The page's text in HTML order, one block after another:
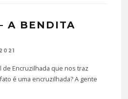
A BENDITA
Encruzilhada que nos traz
é uma encruzilhada? A gente
PERDIDO? – EPISÓDIO